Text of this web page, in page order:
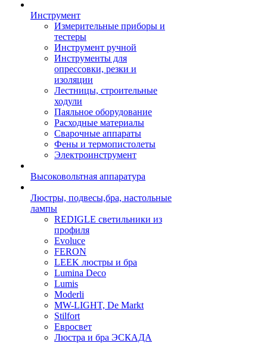
Инструмент
Измерительные приборы и
тестеры
Инструмент ручной
Инструменты для
опрессовки, резки и
изоляции
Лестницы, строительные
ходули
Паяльное оборудование
Расходные материалы
Сварочные аппараты
Фены и термопистолеты
Электроинструмент
Высоковольтная аппаратура
Люстры, подвесы,бра, настольные
лампы
REDIGLE светильники из
профиля
Evoluce
FERON
LEEK люстры и бра
Lumina Deco
Lumis
Moderli
MW-LIGHT, De Markt
Stilfort
Евросвет
Люстра и бра ЭСКАДА